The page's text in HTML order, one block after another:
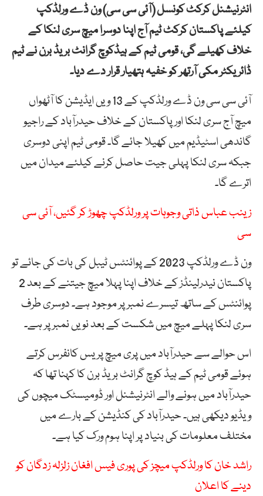
انٹرنیشنل کرکٹ کونسل (آئی سی سی) ون ڈے ورلڈکپ
کیلئے پاکستان کرکٹ ٹیم آج اپنا دوسرا میچ سری لنکا کے
خلاف کھیلے گی، قومی ٹیم کے ہیڈکوچ گرانٹ بریڈ برن نے ٹیم
ڈائریکٹر مکی آرتھر کو خفیہ ہتھیار قرار دے دیا۔
آئی سی سی ون ڈے ورلڈکپ کے 13 ویں ایڈیشن کا آٹھواں
میچ آج سری لنکا اور پاکستان کے خلاف حیدرآباد کے راجیو
گاندھی اسٹیڈیم میں کھیلا جائے گا۔ قومی ٹیم اپنی دوسری
جبکہ سری لنکا پہلی جیت حاصل کرنے کیلئے میدان میں
اترے گا۔
زینب عباس ذاتی وجوہات پر ورلڈکپ چھوڑ کر گئیں، آئی سی
سی
ون ڈے ورلڈکپ 2023 کے پوائنٹس ٹیبل کی بات کی جائے تو
پاکستان نیدرلینڈز کے خلاف اپنا پہلا میچ جیتنے کے بعد 2
پوائنٹس کے ساتھ تیسرے نمبر پر موجود ہے۔ دوسری طرف
سری لنکا پہلے میچ میں شکست کے بعد نویں نمبر پر ہے۔
اس حوالے سے حیدرآباد میں پری میچ پریس کانفرس کرتے
ہوئے قومی ٹیم کے ہیڈ کوچ گرانٹ بریڈ برن کا کہنا تھا کہ
حیدرآباد میں ہونے والے انٹرنیشنل اور ڈومیسٹک میچوں کی
ویڈیو دیکھی ہیں۔ حیدرآباد کی کنڈیشن کے بارے میں
مختلف معلومات کی بنیاد پر اپنا ہوم ورک کیا ہے۔
راشد خان کا ورلڈکپ میچز کی پوری فیس افغان زلزلہ زدگان کو
دینے کا اعلان